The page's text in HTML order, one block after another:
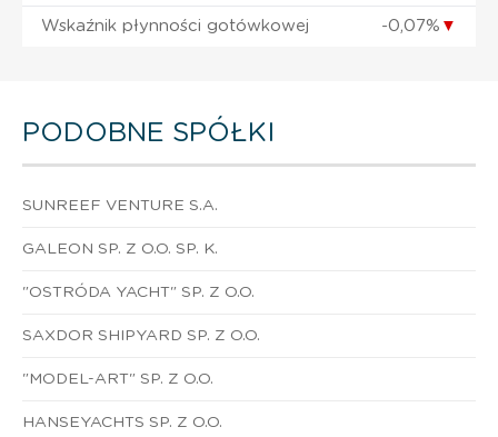
Wskaźnik płynności gotówkowej -0,07% ▼
PODOBNE SPÓŁKI
SUNREEF VENTURE S.A.
GALEON SP. Z O.O. SP. K.
"OSTRÓDA YACHT" SP. Z O.O.
SAXDOR SHIPYARD SP. Z O.O.
"MODEL-ART" SP. Z O.O.
HANSEYACHTS SP. Z O.O.